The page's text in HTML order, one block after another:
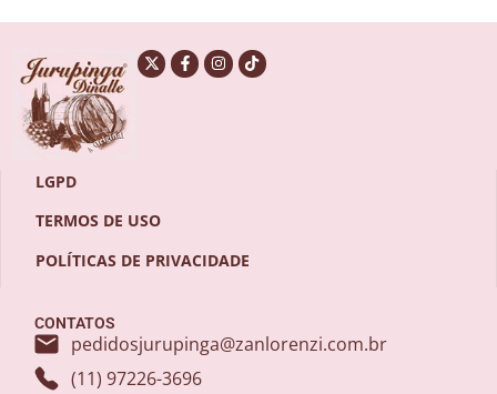
LGPD
TERMOS DE USO
POLÍTICAS DE PRIVACIDADE
CONTATOS
pedidosjurupinga@zanlorenzi.com.br
(11) 97226-3696